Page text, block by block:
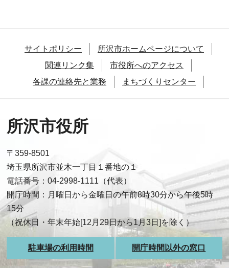
サイトポリシー
所沢市ホームページについて
関連リンク集
市役所へのアクセス
各課の連絡先と業務
まちづくりセンター
所沢市役所
〒359-8501
埼玉県所沢市並木一丁目１番地の１
電話番号：04-2998-1111（代表）
開庁時間：月曜日から金曜日の午前8時30分から午後5時
15分
（祝休日・年末年始[12月29日から1月3日]を除く）
駐車場の利用時間 開庁時間以外の窓口